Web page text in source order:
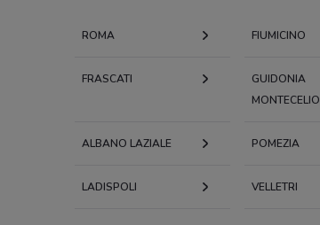
ROMA FIUMICINO
FRASCATI
GUIDONIA
MONTECELIO
ALBANO LAZIALE POMEZIA
LADISPOLI VELLETRI